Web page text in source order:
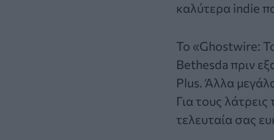
καλύτερα indie
Το «Ghostwire:
Bethesda πριν
Plus. Άλλα
Για τους
τελευταία σας